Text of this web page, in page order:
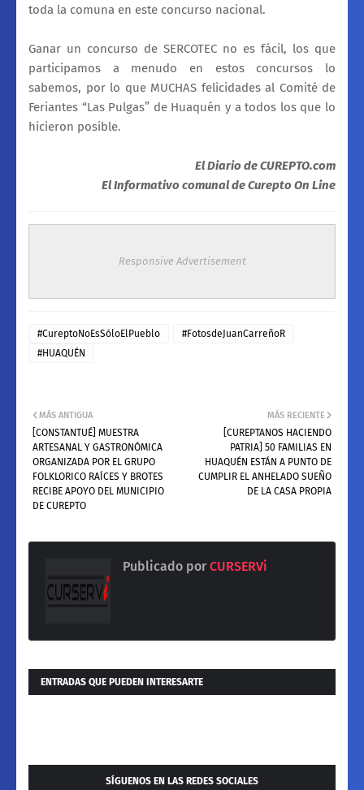
toda la comuna en este concurso nacional.
Ganar un concurso de SERCOTEC no es fácil, los que
participamos a menudo en estos concursos lo
sabemos, por lo que MUCHAS felicidades al Comité de
Feriantes “Las Pulgas” de Huaquén y a todos los que lo
hicieron posible.
El Diario de CUREPTO.com
El Informativo comunal de Curepto On Line
Responsive Advertisement
#CureptoNoEsSóloElPueblo
#FotosdeJuanCarreñoR
#HUAQUÉN
MÁS RECIENTE
[CUREPTANOS HACIENDO
PATRIA] 50 FAMILIAS EN
HUAQUÉN ESTÁN A PUNTO DE
CUMPLIR EL ANHELADO SUEÑO
DE LA CASA PROPIA
MÁS ANTIGUA
[CONSTANTUÉ] MUESTRA
ARTESANAL Y GASTRONÓMICA
ORGANIZADA POR EL GRUPO
FOLKLORICO RAÍCES Y BROTES
RECIBE APOYO DEL MUNICIPIO
DE CUREPTO
Publicado por CURSERVi
ENTRADAS QUE PUEDEN INTERESARTE
SÍGUENOS EN LAS REDES SOCIALES